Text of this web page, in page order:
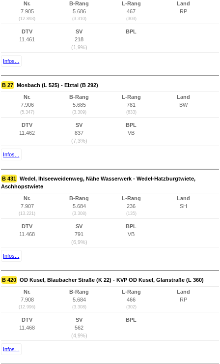
Nr.
7.905
(12.893)
B-Rang
5.686
(3.310)
L-Rang
467
(303)
Land
RP
DTV
11.461
SV
218
(1,9%)
BPL
Infos...
B 27 Mosbach (L 525) - Elztal (B 292)
Nr.
7.906
(5.347)
B-Rang
5.685
(3.309)
L-Rang
781
(633)
Land
BW
DTV
11.462
SV
837
(7,3%)
BPL
VB
Infos...
B 431 Wedel, Ihlseeweidenweg, Nähe Wasserwerk - Wedel-Hatzburgtwiete,
Aschhopstwiete
Nr.
7.907
(13.221)
B-Rang
5.684
(3.308)
L-Rang
236
(135)
Land
SH
DTV
11.468
SV
791
(6,9%)
BPL
VB
Infos...
B 420 OD Kusel, Blaubacher Straße (K 22) - KVP OD Kusel, Glanstraße (L 360)
Nr.
7.908
(12.996)
B-Rang
5.684
(3.308)
L-Rang
466
(302)
Land
RP
DTV
11.468
SV
562
(4,9%)
BPL
Infos...